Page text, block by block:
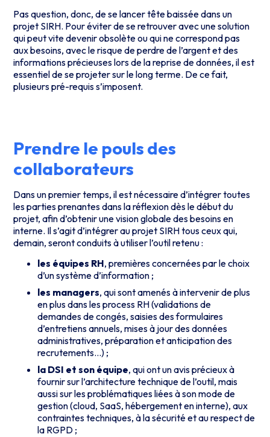
Pas question, donc, de se lancer tête baissée dans un
projet SIRH. Pour éviter de se retrouver avec une solution
qui peut vite devenir obsolète ou qui ne correspond pas
aux besoins, avec le risque de perdre de l’argent et des
informations précieuses lors de la reprise de données, il est
essentiel de se projeter sur le long terme. De ce fait,
plusieurs pré-requis s’imposent.
Prendre le pouls des
collaborateurs
Dans un premier temps, il est nécessaire d’intégrer toutes
les parties prenantes dans la réflexion dès le début du
projet, afin d’obtenir une vision globale des besoins en
interne. Il s’agit d’intégrer au projet SIRH tous ceux qui,
demain, seront conduits à utiliser l’outil retenu :
les équipes RH, premières concernées par le choix
d’un système d’information ;
les managers, qui sont amenés à intervenir de plus
en plus dans les process RH (validations de
demandes de congés, saisies des formulaires
d’entretiens annuels, mises à jour des données
administratives, préparation et anticipation des
recrutements…) ;
la DSI et son équipe, qui ont un avis précieux à
fournir sur l’architecture technique de l’outil, mais
aussi sur les problématiques liées à son mode de
gestion (cloud, SaaS, hébergement en interne), aux
contraintes techniques, à la sécurité et au respect de
la RGPD ;